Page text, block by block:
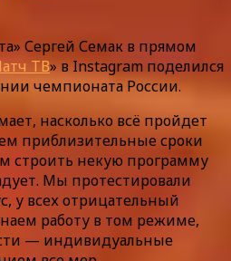
Сергей Семак в прямом
ТВ» в Instagram поделился
чемпионата России.
насколько всё пройдет
приблизительные сроки
строить некую программу
Мы протестировали
у всех отрицательный
работу в том режиме,
— индивидуальные